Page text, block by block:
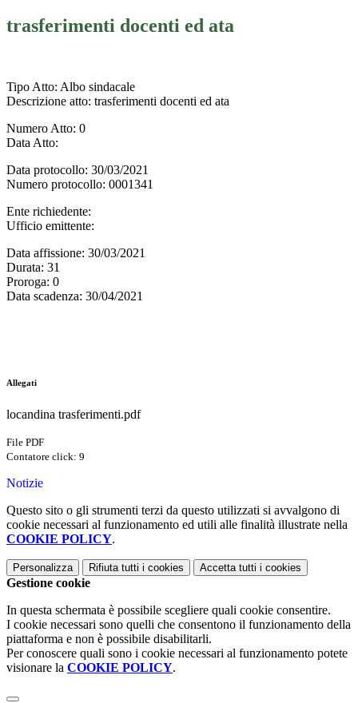
trasferimenti docenti ed ata
Tipo Atto: Albo sindacale
Descrizione atto: trasferimenti docenti ed ata
Numero Atto: 0
Data Atto:
Data protocollo: 30/03/2021
Numero protocollo: 0001341
Ente richiedente:
Ufficio emittente:
Data affissione: 30/03/2021
Durata: 31
Proroga: 0
Data scadenza: 30/04/2021
Allegati
locandina trasferimenti.pdf
File PDF
Contatore click: 9
Notizie
Questo sito o gli strumenti terzi da questo utilizzati si avvalgono di
cookie necessari al funzionamento ed utili alle finalità illustrate nella
COOKIE POLICY.
Personalizza Rifiuta tutti i cookies Accetta tutti i cookies
Gestione cookie
In questa schermata è possibile scegliere quali cookie consentire.
I cookie necessari sono quelli che consentono il funzionamento della
piattaforma e non è possibile disabilitarli.
Per conoscere quali sono i cookie necessari al funzionamento potete
visionare la COOKIE POLICY.